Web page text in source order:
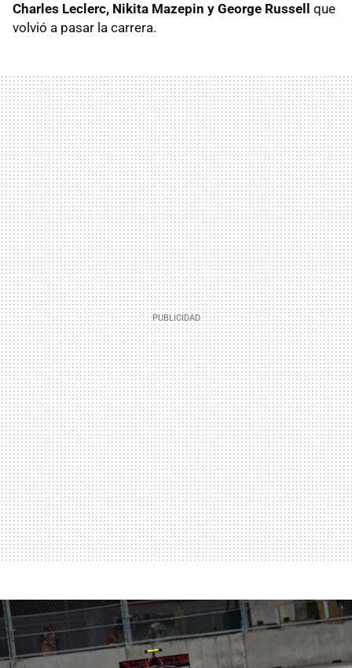
Charles Leclerc, Nikita Mazepin y George Russell
que
volvió a pasar la carrera.